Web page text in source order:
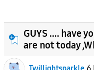
GUYS .... have
are not today
Twillightsparkle 6